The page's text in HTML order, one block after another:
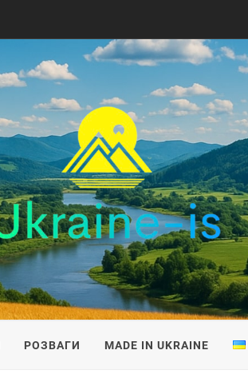
РОЗВАГИ MADE IN UKRAINE